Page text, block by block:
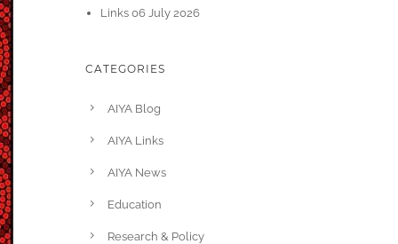
Links 06 July 2026
CATEGORIES
AIYA Blog
AIYA Links
AIYA News
Education
Research & Policy